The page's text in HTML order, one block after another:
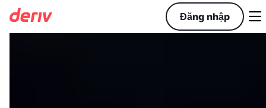
Đăng nhập 